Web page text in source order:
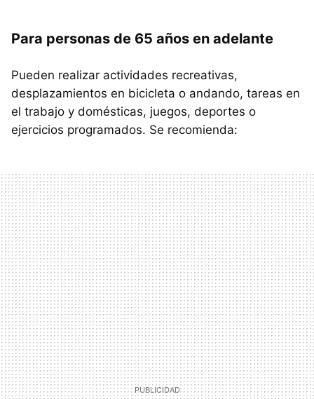
Para personas de 65 años en adelante
Pueden realizar actividades recreativas,
desplazamientos en bicicleta o andando, tareas en
el trabajo y domésticas, juegos, deportes o
ejercicios programados. Se recomienda: